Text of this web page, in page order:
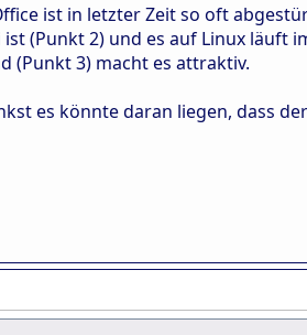
ist in letzter Zeit so oft
(Punkt 2) und es auf Linux läuft
(Punkt 3) macht es attraktiv.
es könnte daran liegen, dass